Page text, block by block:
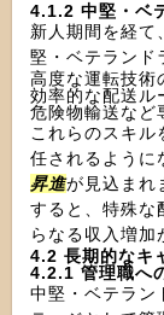
4.1.2 中堅・ベ
新人期間を経て
堅・ベテランド
高度な運転技術
効率的な配送ル
危険物輸送など
これらのスキル
任されるように
昇進が見込まれ
すると、特殊な
らなる収入増加
4.2 長期的なキ
4.2.1 管理職へ
中堅・ベテラン